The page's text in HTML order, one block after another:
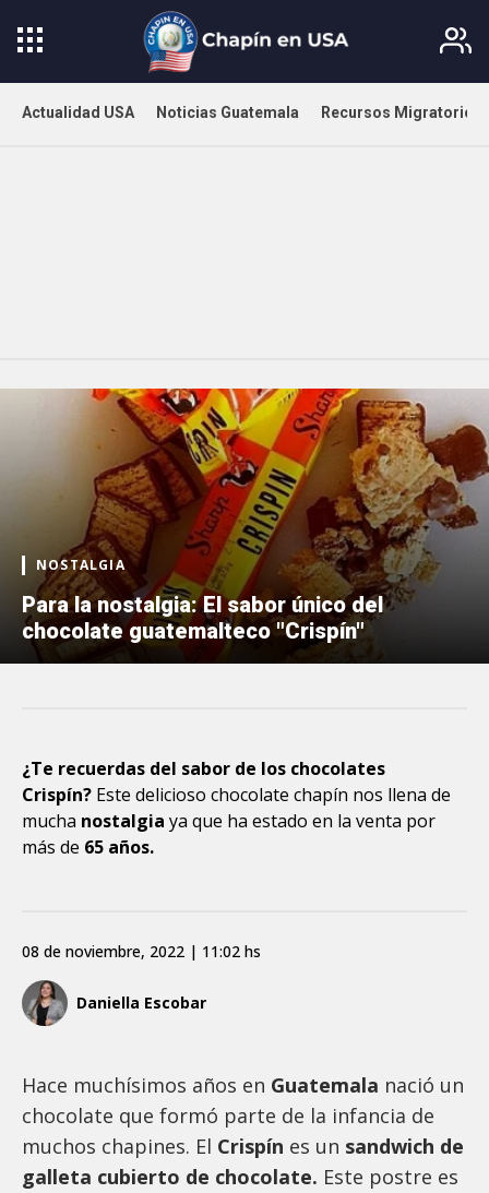
Actualidad USA Noticias Guatemala Recursos Migratorios
NOSTALGIA
Para la nostalgia: El sabor único del
chocolate guatemalteco "Crispín"
¿Te recuerdas del sabor de los chocolates
Crispín? Este delicioso chocolate chapín nos llena de
mucha nostalgia ya que ha estado en la venta por
más de 65 años.
Daniella Escobar
08 de noviembre, 2022 | 11:02 hs
Hace muchísimos años en Guatemala nació un
chocolate que formó parte de la infancia de
muchos chapines. El Crispín es un sandwich de
galleta cubierto de chocolate. Este postre es